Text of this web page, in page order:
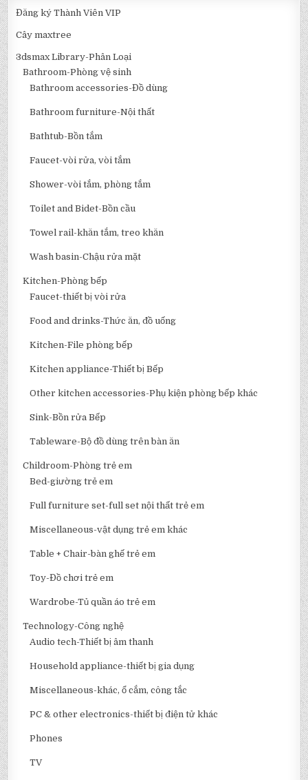
Đăng ký Thành Viên VIP
Cây maxtree
3dsmax Library-Phân Loại
Bathroom-Phòng vệ sinh
Bathroom accessories-Đồ dùng
Bathroom furniture-Nội thất
Bathtub-Bồn tắm
Faucet-vòi rửa, vòi tắm
Shower-vòi tắm, phòng tắm
Toilet and Bidet-Bồn cầu
Towel rail-khăn tắm, treo khăn
Wash basin-Chậu rửa mặt
Kitchen-Phòng bếp
Faucet-thiết bị vòi rửa
Food and drinks-Thức ăn, đồ uống
Kitchen-File phòng bếp
Kitchen appliance-Thiết bị Bếp
Other kitchen accessories-Phụ kiện phòng bếp khác
Sink-Bồn rửa Bếp
Tableware-Bộ đồ dùng trên bàn ăn
Childroom-Phòng trẻ em
Bed-giường trẻ em
Full furniture set-full set nội thất trẻ em
Miscellaneous-vật dụng trẻ em khác
Table + Chair-bàn ghế trẻ em
Toy-Đồ chơi trẻ em
Wardrobe-Tủ quần áo trẻ em
Technology-Công nghệ
Audio tech-Thiết bị âm thanh
Household appliance-thiết bị gia dụng
Miscellaneous-khác, ổ cắm, công tắc
PC & other electronics-thiết bị điện tử khác
Phones
TV